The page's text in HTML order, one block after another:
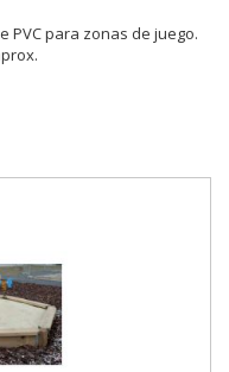
PVC para zonas de juego.